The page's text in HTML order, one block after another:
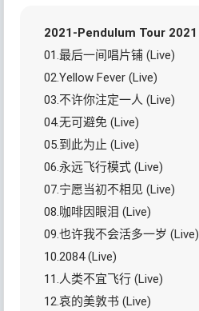
2021-Pendulum Tour
01.最后一间唱片铺 (Live)
02.Yellow Fever (Live)
03.不许你注定一人 (Live)
04.无可避免 (Live)
05.到此为止 (Live)
06.永远飞行模式 (Live)
07.宁愿当初不相见 (Live)
08.咖啡因眼泪 (Live)
09.也许我不会活多一岁 (Live)
10.2084 (Live)
11.人类不宜飞行 (Live)
12.哀的美敦书 (Live)